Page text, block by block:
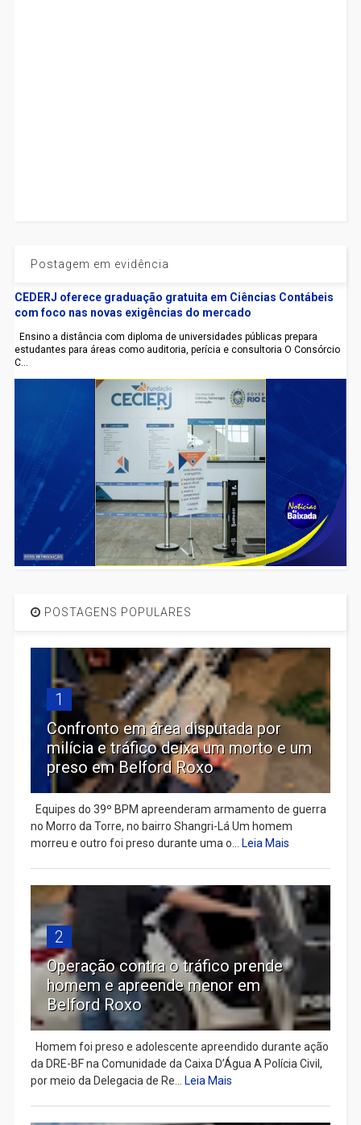
Postagem em evidência
CEDERJ oferece graduação gratuita em Ciências Contábeis
com foco nas novas exigências do mercado
Ensino a distância com diploma de universidades públicas prepara
estudantes para áreas como auditoria, perícia e consultoria O Consórcio
C...
POSTAGENS POPULARES
1
Confronto em área disputada por
milícia e tráfico deixa um morto e um
preso em Belford Roxo
Equipes do 39º BPM apreenderam armamento de guerra
no Morro da Torre, no bairro Shangri-Lá Um homem
morreu e outro foi preso durante uma o...
Leia Mais
2
Operação contra o tráfico prende
homem e apreende menor em
Belford Roxo
Homem foi preso e adolescente apreendido durante ação
da DRE-BF na Comunidade da Caixa D’Água A Polícia Civil,
por meio da Delegacia de Re...
Leia Mais